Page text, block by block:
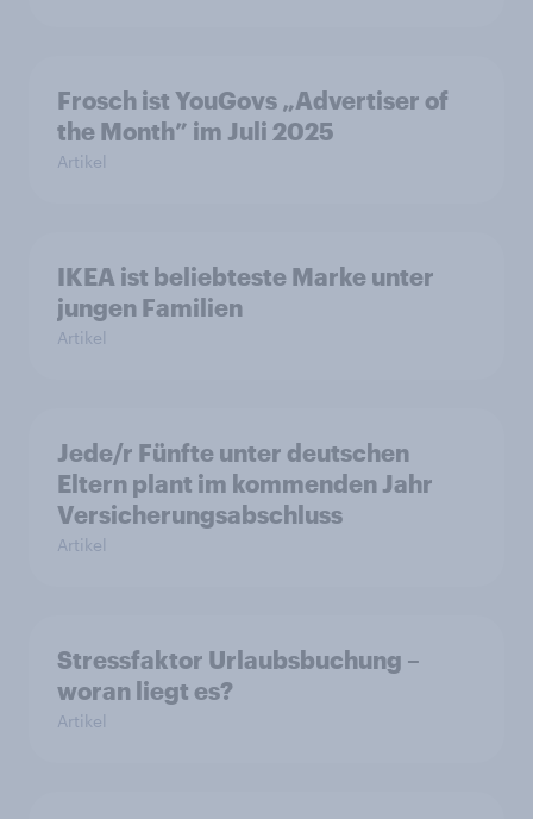
Frosch ist YouGovs „Advertiser of
the Month” im Juli 2025
Artikel
IKEA ist beliebteste Marke unter
jungen Familien
Artikel
Jede/r Fünfte unter deutschen
Eltern plant im kommenden Jahr
Versicherungsabschluss
Artikel
Stressfaktor Urlaubsbuchung –
woran liegt es?
Artikel